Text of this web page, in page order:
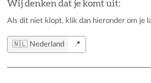
Wij denken dat je komt uit:
Als dit niet klopt, klik dan hieronder om je
🇳🇱 Nederland 📍